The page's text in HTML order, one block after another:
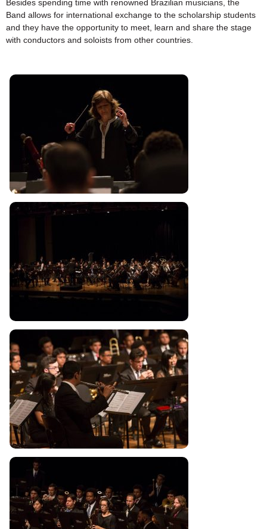
Besides spending time with renowned Brazilian musicians, the
Band allows for international exchange to the scholarship students
and they have the opportunity to meet, learn and share the stage
with conductors and soloists from other countries.